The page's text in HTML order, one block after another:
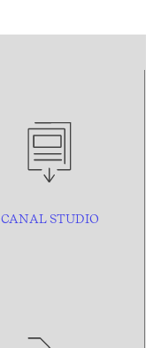
CANAL STUDIO